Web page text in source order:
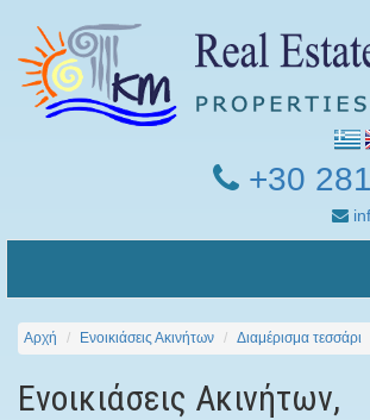
+30
Αρχή Ενοικιάσεις Ακινήτων Διαμέρισμα τεσσάρι
Ενοικιάσεις Ακινήτων,